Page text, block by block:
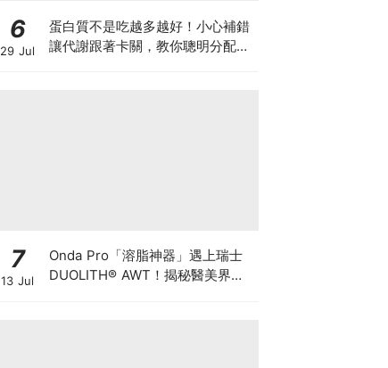
6
29 Jul
蛋白質不是吃越多越好！小心補錯
讓代謝跟著卡關，教你聰明分配三
7
13 Jul
Onda Pro「溶脂神器」遇上瑞士
DUOLITH® AWT！揭秘醫美界悄